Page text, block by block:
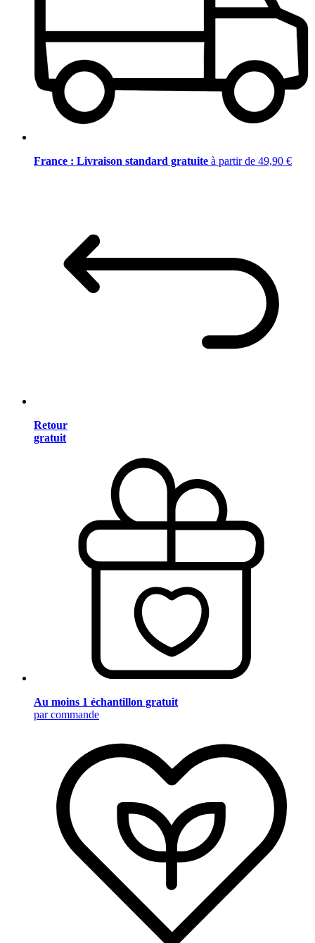
France : Livraison standard gratuite à partir de 49,90 €
Retour
gratuit
Au moins 1 échantillon gratuit
par commande